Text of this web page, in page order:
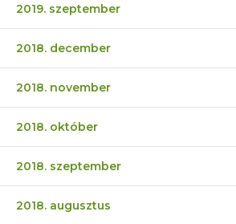
2019. szeptember
2018. december
2018. november
2018. október
2018. szeptember
2018. augusztus